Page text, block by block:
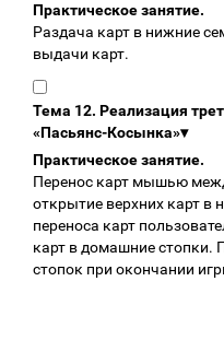
Практическое занятие.
Раздача карт в нижние
выдачи карт.
Тема 12. Реализация
«Пасьянс-Косынка»▾
Практическое занятие.
Перенос карт мышью
открытие верхних карт в
переноса карт
карт в домашние стопки.
стопок при окончании